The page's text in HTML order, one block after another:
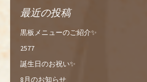
最近の投稿
黒板メニューのご紹介✨
2577
誕生日のお祝い✨
8月のお知らせ